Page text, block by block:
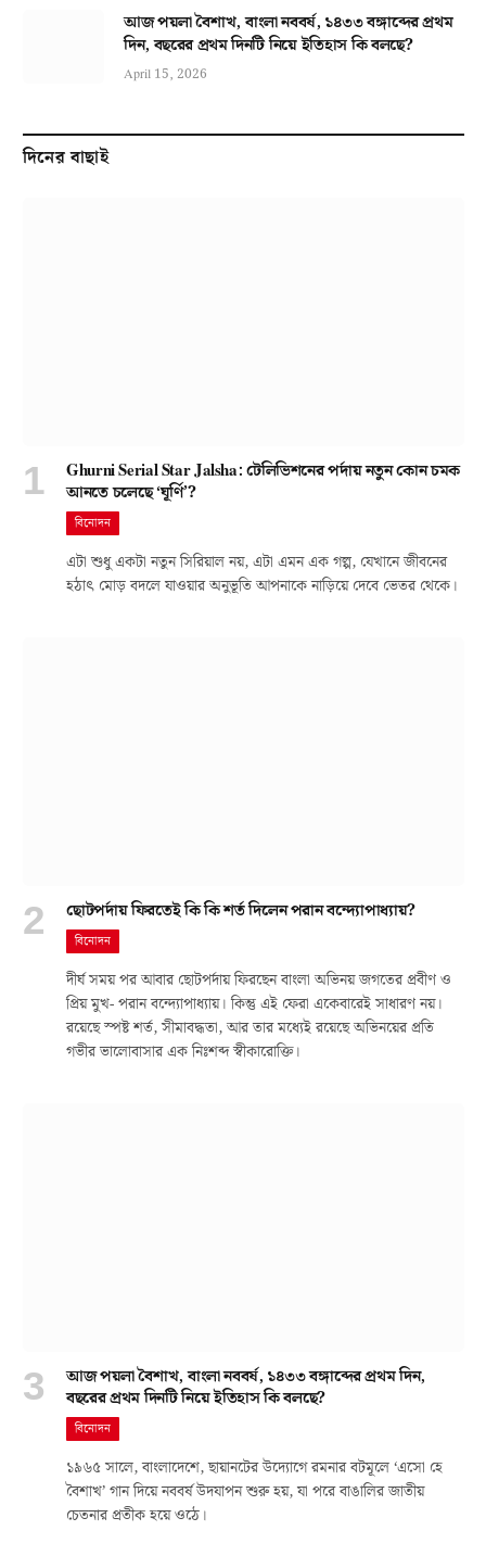
আজ পয়লা বৈশাখ, বাংলা নববর্ষ, ১৪৩৩ বঙ্গাব্দের প্রথম
দিন, বছরের প্রথম দিনটি নিয়ে ইতিহাস কি বলছে?
April 15, 2026
দিনের বাছাই
Ghurni Serial Star Jalsha: টেলিভিশনের পর্দায় নতুন কোন চমক
আনতে চলেছে ‘ঘূর্ণি’?
বিনোদন
এটা শুধু একটা নতুন সিরিয়াল নয়, এটা এমন এক গল্প, যেখানে জীবনের
হঠাৎ মোড় বদলে যাওয়ার অনুভূতি আপনাকে নাড়িয়ে দেবে ভেতর থেকে।
ছোটপর্দায় ফিরতেই কি কি শর্ত দিলেন পরান বন্দ্যোপাধ্যায়?
বিনোদন
দীর্ঘ সময় পর আবার ছোটপর্দায় ফিরছেন বাংলা অভিনয় জগতের প্রবীণ ও
প্রিয় মুখ- পরান বন্দ্যোপাধ্যায়। কিন্তু এই ফেরা একেবারেই সাধারণ নয়।
রয়েছে স্পষ্ট শর্ত, সীমাবদ্ধতা, আর তার মধ্যেই রয়েছে অভিনয়ের প্রতি
গভীর ভালোবাসার এক নিঃশব্দ স্বীকারোক্তি।
আজ পয়লা বৈশাখ, বাংলা নববর্ষ, ১৪৩৩ বঙ্গাব্দের প্রথম দিন,
বছরের প্রথম দিনটি নিয়ে ইতিহাস কি বলছে?
বিনোদন
১৯৬৫ সালে, বাংলাদেশে, ছায়ানটের উদ্যোগে রমনার বটমূলে ‘এসো হে
বৈশাখ’ গান দিয়ে নববর্ষ উদযাপন শুরু হয়, যা পরে বাঙালির জাতীয়
চেতনার প্রতীক হয়ে ওঠে।